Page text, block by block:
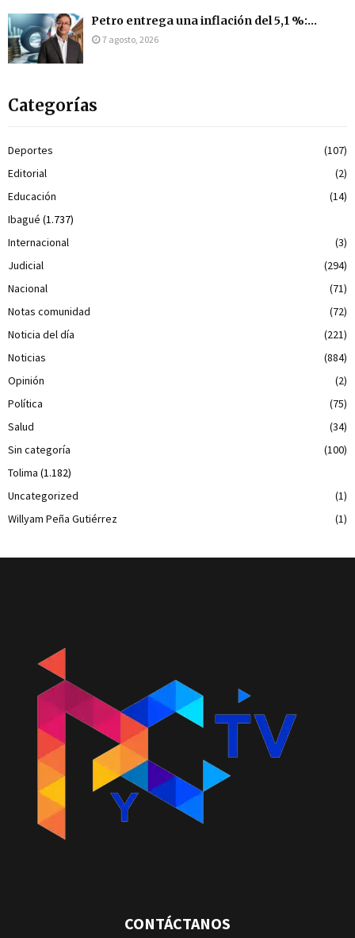
Petro entrega una inflación del 5,1 %:...
7 agosto, 2026
Categorías
Deportes
(107)
Editorial
(2)
Educación
(14)
Ibagué (1.737)
Internacional
(3)
Judicial
(294)
Nacional
(71)
Notas comunidad
(72)
Noticia del día
(221)
Noticias
(884)
Opinión
(2)
Política
(75)
Salud
(34)
Sin categoría
(100)
Tolima (1.182)
Uncategorized
(1)
Willyam Peña Gutiérrez
(1)
CONTÁCTANOS